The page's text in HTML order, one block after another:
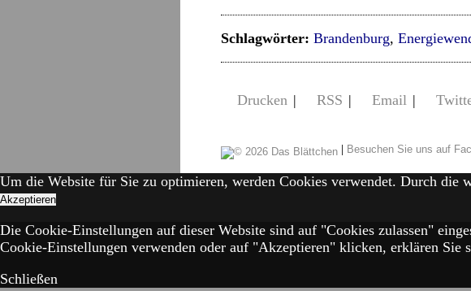
Schlagwörter: Brandenburg,
Drucken | RSS | Email |
| Besuchen Sie uns auf
Um die Website für Sie zu optimieren, werden Cookies verwendet. Durch die
Akzeptieren
Die Cookie-Einstellungen auf dieser Website sind auf "Cookies zulassen"
Cookie-Einstellungen verwenden oder auf "Akzeptieren" klicken, erklären Sie
Schließen